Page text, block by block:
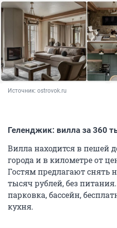
Источник: ostrovok.ru
Геленджик: вилла за 360
Вилла находится в пешей
города и в километре от
Гостям предлагают снять
тысяч рублей, без
парковка, бассейн,
кухня.